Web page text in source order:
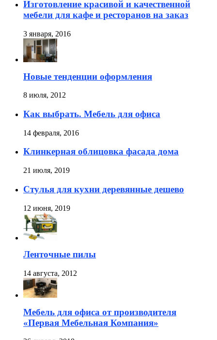
Изготовление красивой и качественной
мебели для кафе и ресторанов на заказ
3 января, 2016
Новые тенденции оформления
8 июля, 2012
Как выбрать. Мебель для офиса
14 февраля, 2016
Клинкерная облицовка фасада дома
21 июля, 2019
Стулья для кухни деревянные дешево
12 июня, 2019
Ленточные пилы
14 августа, 2012
Мебель для офиса от производителя
«Первая Мебельная Компания»